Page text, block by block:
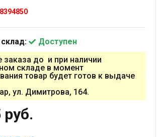
Доступен
заказа до и при наличии
складе в момент
товар будет готов к выдаче
ул. Димитрова, 164.
руб.